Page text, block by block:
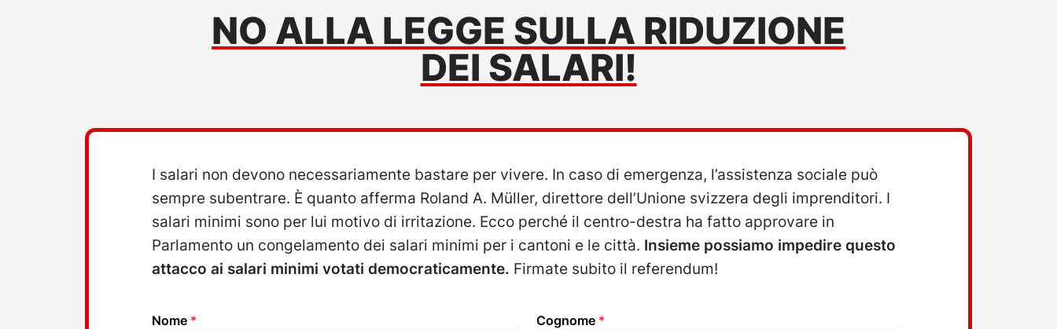
NO ALLA LEGGE SULLA RIDUZIONE
DEI SALARI!
I salari non devono necessariamente bastare per vivere. In caso di emergenza, l’assistenza sociale può
sempre subentrare. È quanto afferma Roland A. Müller, direttore dell’Unione svizzera degli imprenditori. I
salari minimi sono per lui motivo di irritazione. Ecco perché il centro-destra ha fatto approvare in
Parlamento un congelamento dei salari minimi per i cantoni e le città. Insieme possiamo impedire questo
attacco ai salari minimi votati democraticamente. Firmate subito il referendum!
Nome * Cognome *